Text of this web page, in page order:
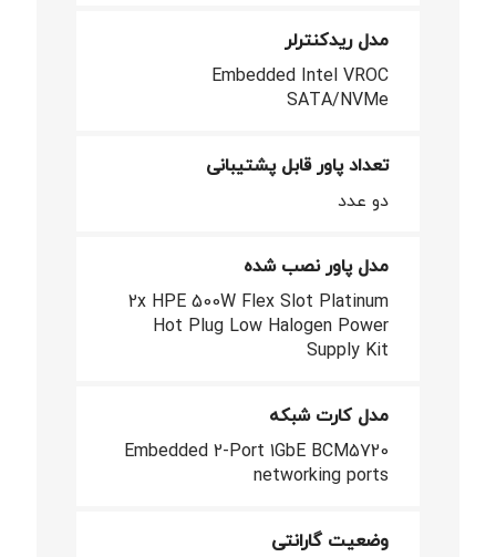
مدل ریدکنترلر
Embedded Intel VROC
SATA/NVMe
تعداد پاور قابل پشتیبانی
دو عدد
مدل پاور نصب شده
2x HPE 500W Flex Slot Platinum
Hot Plug Low Halogen Power
Supply Kit
مدل کارت شبکه
Embedded 2-Port 1GbE BCM5720
networking ports
وضعیت گارانتی